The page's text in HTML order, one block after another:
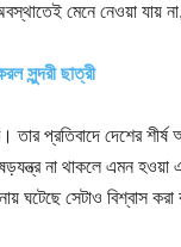
মেনে নেওয়া যায় না,
সুন্দরী ছাত্রী
তার প্রতিবাদে দেশের
না থাকলে এমন হওয়া
ঘটেছে সেটাও বিশ্বাস করা